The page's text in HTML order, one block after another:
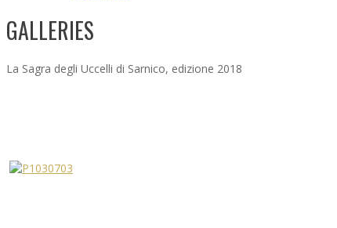
GALLERIES
La Sagra degli Uccelli di Sarnico, edizione 2018